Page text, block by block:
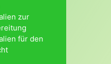
zur
für den